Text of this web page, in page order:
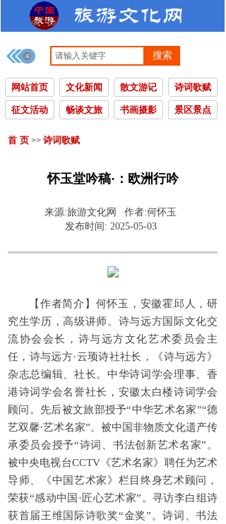
搜索
网站首页 文化新闻 散文游记 诗词歌赋
征文活动 畅谈文旅 书画摄影 景区景点
首 页 >> 诗词歌赋
怀玉堂吟稿·：欧洲行吟
来源:旅游文化网 作者:何怀玉
发布时间: 2025-05-03
【作者简介】何怀玉，安徽霍邱人，研
究生学历，高级讲师。诗与远方国际文化交
流协会会长，诗与远方文化艺术委员会主
任，诗与远方·云顼诗社社长，《诗与远方》
杂志总编辑、社长。中华诗词学会理事、香
港诗词学会名誉社长，安徽太白楼诗词学会
顾问。先后被文旅部授予“中华艺术名家”“德
艺双馨·艺术名家”。被中国非物质文化遗产传
承委员会授予“诗词、书法创新艺术名家”。
被中央电视台CCTV《艺术名家》聘任为艺术
导师、《中国艺术家》栏目终身艺术顾问，
荣获“感动中国·匠心艺术家”。寻访李白组诗
获首届王维国际诗歌奖“金奖”。诗词、书法